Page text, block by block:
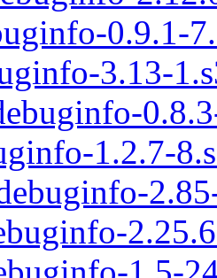
0.9.1-
3.13-
1.2.7-